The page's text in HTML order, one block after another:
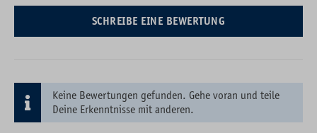
SCHREIBE EINE BEWERTUNG
Keine Bewertungen gefunden. Gehe voran und teile
Deine Erkenntnisse mit anderen.